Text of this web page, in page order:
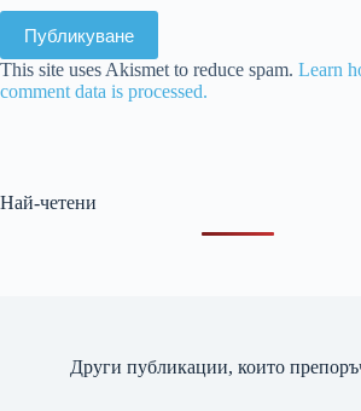
Публикуване
This site uses Akismet to reduce spam. Learn
comment data is processed.
Най-четени
Други публикации, които